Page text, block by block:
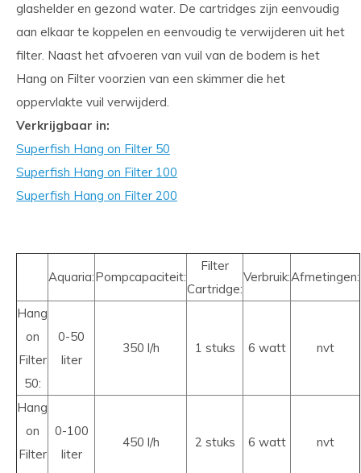
glashelder en gezond water. De cartridges zijn eenvoudig
aan elkaar te koppelen en eenvoudig te verwijderen uit het
filter. Naast het afvoeren van vuil van de bodem is het
Hang on Filter voorzien van een skimmer die het
oppervlakte vuil verwijderd.
Verkrijgbaar in:
Superfish Hang on Filter 50
Superfish Hang on Filter 100
Superfish Hang on Filter 200
Aquaria:Pompcapaciteit:
Filter
Cartridge:
Verbruik:Afmetingen:
Hang
on
Filter
50:
0-50
liter
350 l/h 1 stuks 6 watt nvt
Hang
on
Filter
0-100
liter
450 l/h 2 stuks 6 watt nvt